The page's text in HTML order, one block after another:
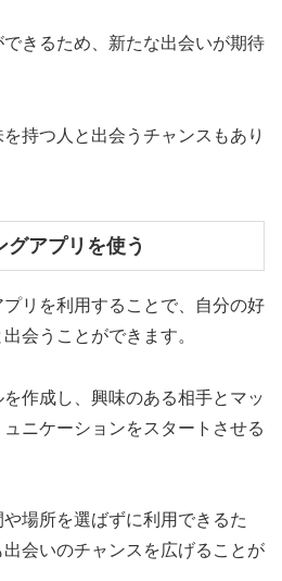
きるため、 新たな出会いが期待
持つ人と出会うチャンスもあり
アプリを使う
リを利用することで、
自分の好
会うことができます。
作成し、興味のある相手とマッ
ニケーションをスタートさせる
場所を選ばずに利用できるた
会いのチャンスを広げることが